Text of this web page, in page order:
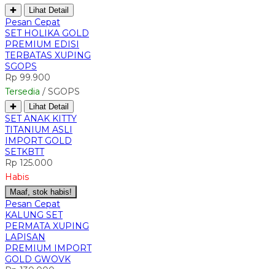
✚ Lihat Detail
Pesan Cepat
SET HOLIKA GOLD
PREMIUM EDISI
TERBATAS XUPING
SGOPS
Rp 99.900
Tersedia / SGOPS
✚ Lihat Detail
SET ANAK KITTY
TITANIUM ASLI
IMPORT GOLD
SETKBTT
Rp 125.000
Habis
Maaf, stok habis!
Pesan Cepat
KALUNG SET
PERMATA XUPING
LAPISAN
PREMIUM IMPORT
GOLD GWOVK